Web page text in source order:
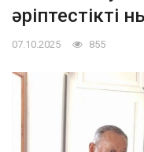
әріптестікті
07.10.2025 855